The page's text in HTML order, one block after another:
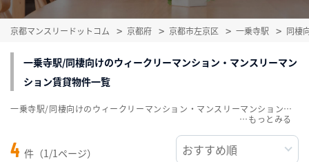
京都マンスリードットコム 京都府 京都市左京区 一乗寺駅 同棲
一乗寺駅/同棲向けのウィークリーマンション・マンスリーマン
ション賃貸物件一覧
4 件（1/1ページ）
一乗寺駅/同棲向けのウィークリーマンション・マンスリーマンション賃貸物件一覧を掲載中。敷金・礼金無料、家具・家電付をご紹介。こだわり条件での絞込みも簡単！
…